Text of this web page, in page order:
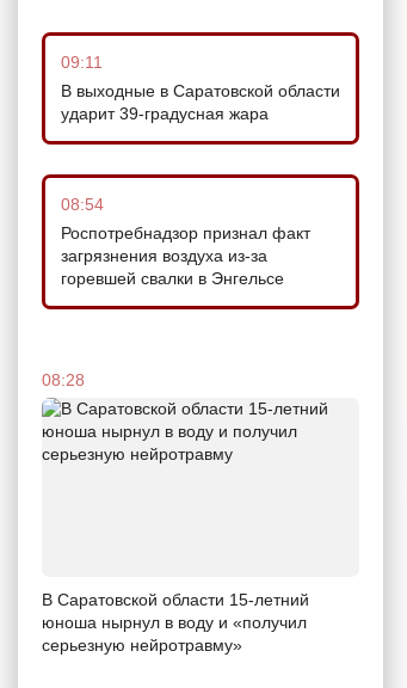
09:11
В выходные в Саратовской области
ударит 39-градусная жара
08:54
Роспотребнадзор признал факт
загрязнения воздуха из-за
горевшей свалки в Энгельсе
08:28
В Саратовской области 15-летний
юноша нырнул в воду и «получил
серьезную нейротравму»